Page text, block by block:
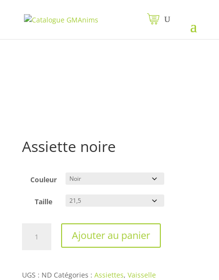
Assiette noire
Couleur
Taille
Ajouter au panier
UGS : ND Catégories : Assiettes, Vaisselle